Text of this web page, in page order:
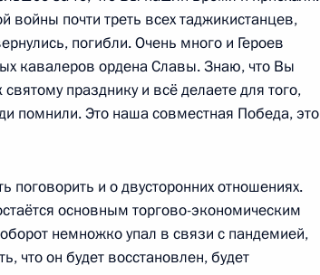
Эмомали Рахмоном
Касым-
войны почти треть всех таджикистанцев,
погибли. Очень много и Героев
кавалеров ордена Славы. Знаю, что Вы
празднику и всё делаете для того,
помнили. Это наша совместная Победа, это
поговорить и о двусторонних отношениях.
основным торгово-экономическим
немножко упал в связи с пандемией,
что он будет восстановлен, будет